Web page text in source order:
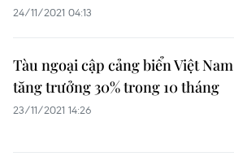
24/11/2021 04:13
Tàu ngoại cập cảng biển Việt Nam
tăng trưởng 30% trong 10 tháng
23/11/2021 14:26